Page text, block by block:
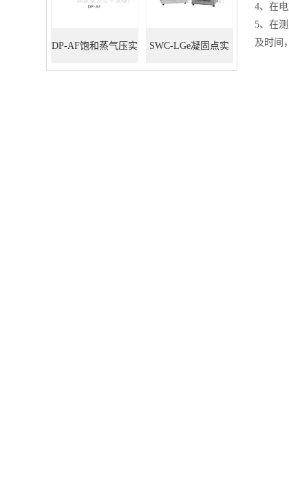
DP-AF饱和蒸气压实 SWC-LGe凝固点实
4、在
5、在
及时间